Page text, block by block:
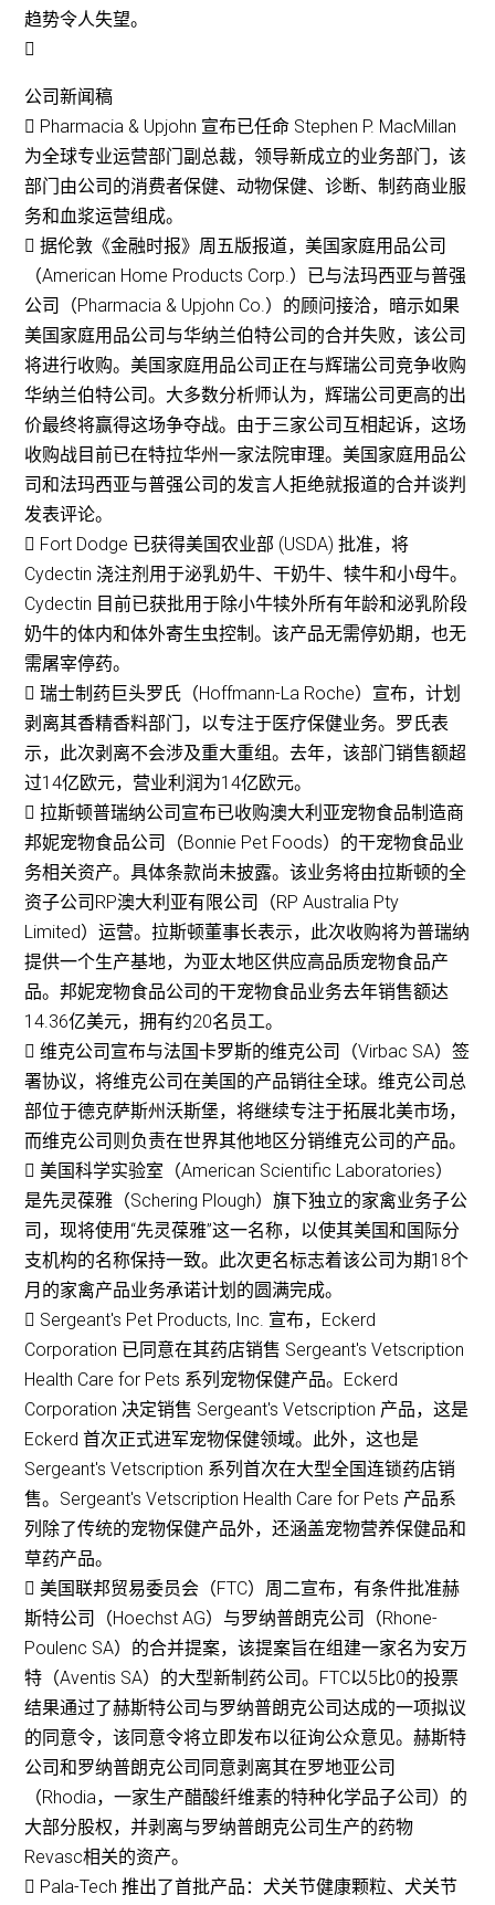
趋势令人失望。

公司新闻稿
 Pharmacia & Upjohn 宣布已任命 Stephen P. MacMillan
为全球专业运营部门副总裁，领导新成立的业务部门，该
部门由公司的消费者保健、动物保健、诊断、制药商业服
务和血浆运营组成。
 据伦敦《金融时报》周五版报道，美国家庭用品公司
（American Home Products Corp.）已与法玛西亚与普强
公司（Pharmacia & Upjohn Co.）的顾问接洽，暗示如果
美国家庭用品公司与华纳兰伯特公司的合并失败，该公司
将进行收购。美国家庭用品公司正在与辉瑞公司竞争收购
华纳兰伯特公司。大多数分析师认为，辉瑞公司更高的出
价最终将赢得这场争夺战。由于三家公司互相起诉，这场
收购战目前已在特拉华州一家法院审理。美国家庭用品公
司和法玛西亚与普强公司的发言人拒绝就报道的合并谈判
发表评论。
 Fort Dodge 已获得美国农业部 (USDA) 批准，将
Cydectin 浇注剂用于泌乳奶牛、干奶牛、犊牛和小母牛。
Cydectin 目前已获批用于除小牛犊外所有年龄和泌乳阶段
奶牛的体内和体外寄生虫控制。该产品无需停奶期，也无
需屠宰停药。
 瑞士制药巨头罗氏（Hoffmann-La Roche）宣布，计划
剥离其香精香料部门，以专注于医疗保健业务。罗氏表
示，此次剥离不会涉及重大重组。去年，该部门销售额超
过14亿欧元，营业利润为14亿欧元。
 拉斯顿普瑞纳公司宣布已收购澳大利亚宠物食品制造商
邦妮宠物食品公司（Bonnie Pet Foods）的干宠物食品业
务相关资产。具体条款尚未披露。该业务将由拉斯顿的全
资子公司RP澳大利亚有限公司（RP Australia Pty
Limited）运营。拉斯顿董事长表示，此次收购将为普瑞纳
提供一个生产基地，为亚太地区供应高品质宠物食品产
品。邦妮宠物食品公司的干宠物食品业务去年销售额达
14.36亿美元，拥有约20名员工。
 维克公司宣布与法国卡罗斯的维克公司（Virbac SA）签
署协议，将维克公司在美国的产品销往全球。维克公司总
部位于德克萨斯州沃斯堡，将继续专注于拓展北美市场，
而维克公司则负责在世界其他地区分销维克公司的产品。
 美国科学实验室（American Scientific Laboratories）
是先灵葆雅（Schering Plough）旗下独立的家禽业务子公
司，现将使用“先灵葆雅”这一名称，以使其美国和国际分
支机构的名称保持一致。此次更名标志着该公司为期18个
月的家禽产品业务承诺计划的圆满完成。
 Sergeant's Pet Products, Inc. 宣布，Eckerd
Corporation 已同意在其药店销售 Sergeant's Vetscription
Health Care for Pets 系列宠物保健产品。Eckerd
Corporation 决定销售 Sergeant's Vetscription 产品，这是
Eckerd 首次正式进军宠物保健领域。此外，这也是
Sergeant's Vetscription 系列首次在大型全国连锁药店销
售。Sergeant's Vetscription Health Care for Pets 产品系
列除了传统的宠物保健产品外，还涵盖宠物营养保健品和
草药产品。
 美国联邦贸易委员会（FTC）周二宣布，有条件批准赫
斯特公司（Hoechst AG）与罗纳普朗克公司（Rhone-
Poulenc SA）的合并提案，该提案旨在组建一家名为安万
特（Aventis SA）的大型新制药公司。FTC以5比0的投票
结果通过了赫斯特公司与罗纳普朗克公司达成的一项拟议
的同意令，该同意令将立即发布以征询公众意见。赫斯特
公司和罗纳普朗克公司同意剥离其在罗地亚公司
（Rhodia，一家生产醋酸纤维素的特种化学品子公司）的
大部分股权，并剥离与罗纳普朗克公司生产的药物
Revasc相关的资产。
 Pala-Tech 推出了首批产品：犬关节健康颗粒、犬关节